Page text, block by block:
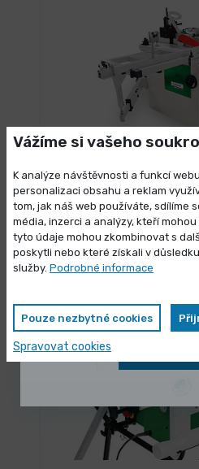
Víceúčelový
260
75 990,00 Kč / ks
91 947,90 Kč s DPH
Vážíme si vašeho
K analýze návštěvnosti a funkcí
personalizaci obsahu a reklam
tom, jak náš web používáte, sdílíme
média, inzerci a analýzy, kteří
tyto údaje mohou zkombinovat s
poskytli nebo které získali v
služby. Podrobné informace
Pouze nezbytné cookies
Spravovat cookies
Výprodej
Vybrané produkty